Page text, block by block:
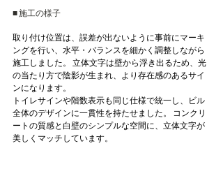
■ 施工の様子
取り付け位置は、誤差が出ないように事前にマーキ
ングを行い、水平・バランスを細かく調整しながら
施工しました。 立体文字は壁から浮き出るため、光
の当たり方で陰影が生まれ、より存在感のあるサイ
ンになります。
トイレサインや階数表示も同じ仕様で統一し、ビル
全体のデザインに一貫性を持たせました。 コンクリ
ートの質感と白壁のシンプルな空間に、立体文字が
美しくマッチしています。